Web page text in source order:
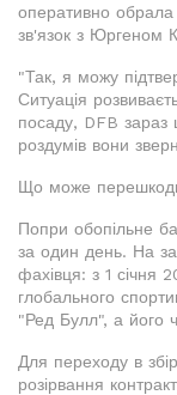
оперативно
зв'язок з Юргеном
"Так, я можу
Ситуація
посаду, DFB зараз
роздумів вони
Що може
Попри обопільне
за один день. На
фахівця: з 1 січня
глобального
"Ред Булл", а його
Для переходу в
розірвання